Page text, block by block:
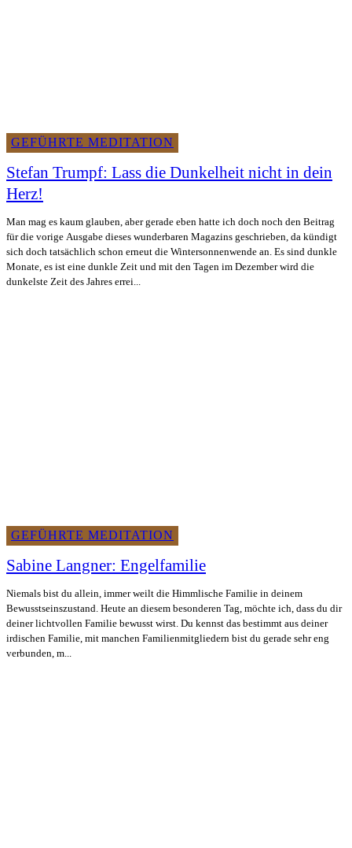
GEFÜHRTE MEDITATION
Stefan Trumpf: Lass die Dunkelheit nicht in dein
Herz!
Man mag es kaum glauben, aber gerade eben hatte ich doch noch den Beitrag
für die vorige Ausgabe dieses wunderbaren Magazins geschrieben, da kündigt
sich doch tatsächlich schon erneut die Wintersonnenwende an. Es sind dunkle
Monate, es ist eine dunkle Zeit und mit den Tagen im Dezember wird die
dunkelste Zeit des Jahres errei...
GEFÜHRTE MEDITATION
Sabine Langner: Engelfamilie
Niemals bist du allein, immer weilt die Himmlische Familie in deinem
Bewusstseinszustand. Heute an diesem besonderen Tag, möchte ich, dass du dir
deiner lichtvollen Familie bewusst wirst. Du kennst das bestimmt aus deiner
irdischen Familie, mit manchen Familienmitgliedern bist du gerade sehr eng
verbunden, m...